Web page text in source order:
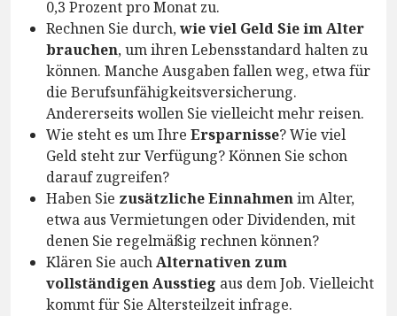
0,3 Prozent pro Monat zu.
Rechnen Sie durch,wie viel Geld Sie im Alter
brauchen, um ihren Lebensstandard halten zu
können. Manche Ausgaben fallen weg, etwa für
die Berufsunfähigkeitsversicherung.
Andererseits wollen Sie vielleicht mehr reisen.
Wie steht es um Ihre Ersparnisse? Wie viel
Geld steht zur Verfügung? Können Sie schon
darauf zugreifen?
Haben Sie zusätzliche Einnahmenim Alter,
etwa aus Vermietungen oder Dividenden, mit
denen Sie regelmäßig rechnen können?
Klären Sie auchAlternativen zum
vollständigen Ausstieg aus dem Job. Vielleicht
kommt für Sie Altersteilzeit infrage.